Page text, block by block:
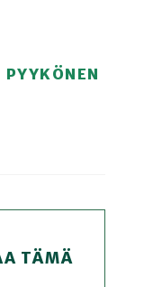
TÄMÄ